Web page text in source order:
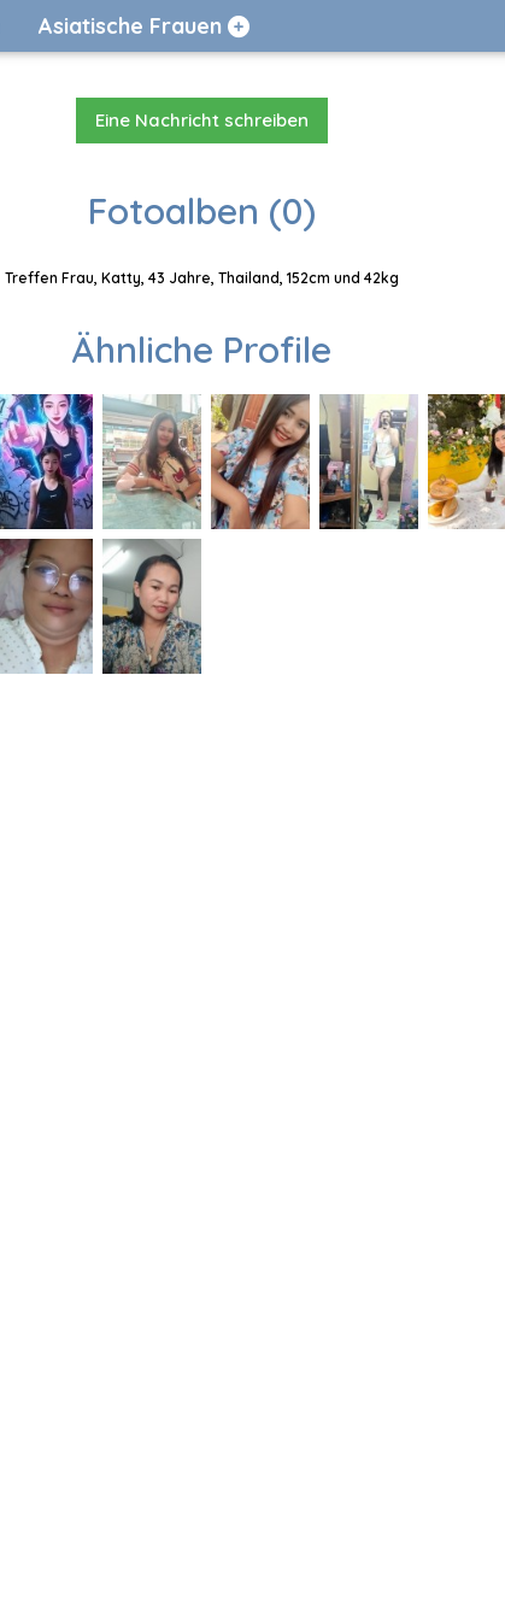
Asiatische Frauen
Eine Nachricht schreiben
Fotoalben (0)
Treffen Frau, Katty, 43 Jahre, Thailand, 152cm und 42kg
Ähnliche Profile